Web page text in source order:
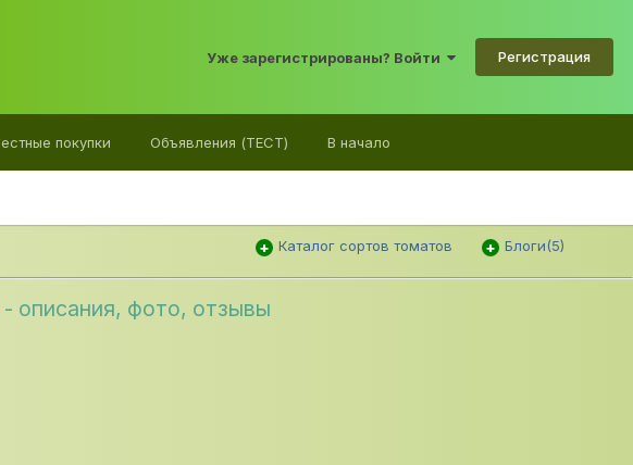
Уже зарегистрированы? Войти Регистрация
покупки Объявления (ТЕСТ) В начало
Каталог сортов томатов Блоги(5)
описания, фото, отзывы